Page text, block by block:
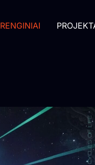
RENGINIAI